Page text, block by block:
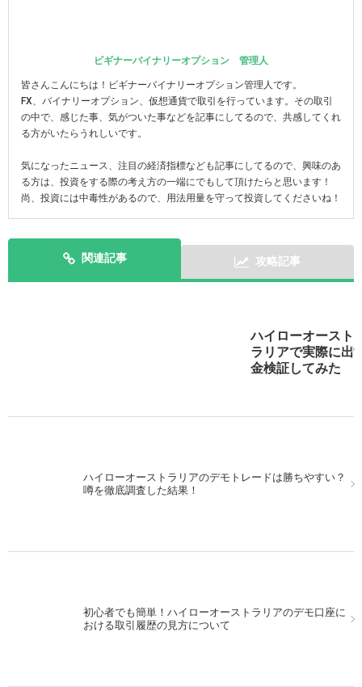
ビギナーバイナリーオプション 管理人
皆さんこんにちは！ビギナーバイナリーオプション管理人です。
FX、バイナリーオプション、仮想通貨で取引を行っています。その取引
の中で、感じた事、気がついた事などを記事にしてるので、共感してくれ
る方がいたらうれしいです。
気になったニュース、注目の経済指標なども記事にしてるので、興味のあ
る方は、投資をする際の考え方の一端にでもして頂けたらと思います！
尚、投資には中毒性があるので、用法用量を守って投資してくださいね！
関連記事 攻略記事
ハイローオースト
ラリアで実際に出
金検証してみた
ハイローオーストラリアのデモトレードは勝ちやすい？
噂を徹底調査した結果！
初心者でも簡単！ハイローオーストラリアのデモ口座に
おける取引履歴の見方について
スマホで実践！ハイローオーストラリアのアプリを攻略
パソコンでMT4を使いながら、スマホを使ってハイロー
オーストラリアの取引！
13日の金曜日にハイローオーストラリアで実戦取引をし
てみた！